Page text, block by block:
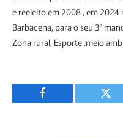
e reeleito em 2008 , em
Barbacena, para o seu 3°
Zona rural, Esporte ,meio
Facebook